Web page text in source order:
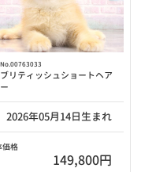
No.00763033
ブリティッシュショートヘア
ー
2026年05月14日生まれ
価格
149,800円